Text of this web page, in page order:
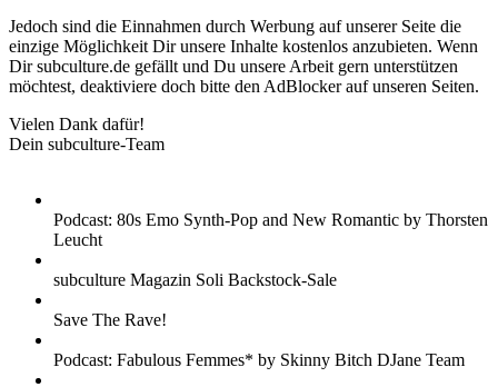
Jedoch sind die Einnahmen durch Werbung auf unserer Seite die
einzige Möglichkeit Dir unsere Inhalte kostenlos anzubieten. Wenn
Dir subculture.de gefällt und Du unsere Arbeit gern unterstützen
möchtest, deaktiviere doch bitte den AdBlocker auf unseren Seiten.
Vielen Dank dafür!
Dein subculture-Team
Podcast: 80s Emo Synth-Pop and New Romantic by Thorsten
Leucht
subculture Magazin Soli Backstock-Sale
Save The Rave!
Podcast: Fabulous Femmes* by Skinny Bitch DJane Team